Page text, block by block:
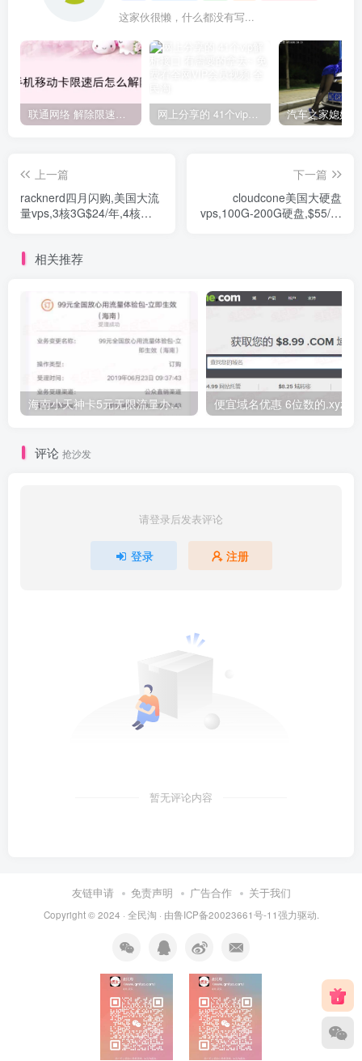
这家伙很懒，什么都没有写...
联通网络 解除限速方法参考！畅享、畅玩、老白干等及其它地区自测了 网上分享的 41个vip解析接口 有需要的拿去~ 免费看全网VIP会员视频
上一篇
racknerd四月闪购,美国大流
量vps,3核3G$24/年,4核
下一篇
cloudcone美国大硬盘
vps,100G-200G硬盘,$55/年
相关推荐
海南小天神卡5元无限流量办理的方法，5元流量不限量自行车来了
评论 抢沙发
请登录后发表评论
登录 注册
暂无评论内容
友链申请 免责声明 广告合作 关于我们
Copyright © 2024 · 全民淘 · 由鲁ICP备20023661号-11强力驱动.